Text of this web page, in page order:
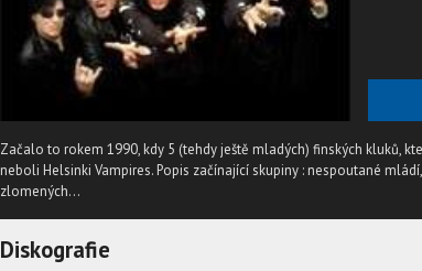
Začalo to rokem 1990, kdy 5 (tehdy ještě mladých) finských kluků,
neboli Helsinki Vampires. Popis začínající skupiny : nespoutané
zlomených...
Diskografie